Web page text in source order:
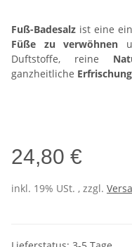
Fuß-Badesalz ist eine
Füße zu verwöhnen
Duftstoffe, reine
ganzheitliche
24,80 €
inkl. 19% USt. , zzgl.